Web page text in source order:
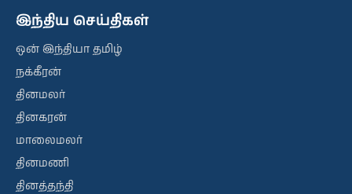
இந்திய செய்திகள்
ஒன் இந்தியா தமிழ்
நக்கீரன்
தினமலர்
தினகரன்
மாலைமலர்
தினமணி
தினத்தந்தி